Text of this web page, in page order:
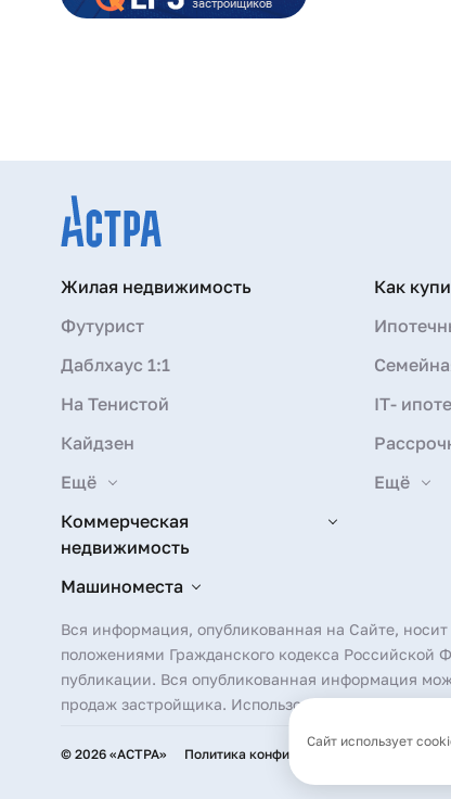
Жилая недвижимость
Футурист
Даблхаус 1:1
На Тенистой
Кайдзен
Ещё
Коммерческая
недвижимость
Машиноместа
Как
IT-
Ещё
Вся информация, опубликованная на Сайте,
положениями Гражданского кодекса Российской
публикации. Вся опубликованная информация
продаж застройщика. Использование
© 2026 «АСТРА» Политика конфиденциальности
Сайт использует